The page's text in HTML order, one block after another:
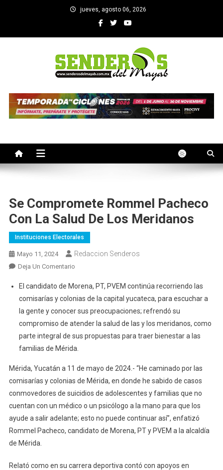
jueves, agosto 06, 2026
SENDEROS DEL MAYAB
Se Compromete Rommel Pacheco
Con La Salud De Los Meridanos
Instituciones Electorales
Mayo 11, 2024 Redaccion Senderos
Deja Un ComentarioEn
Compromete
Rommel
Pacheco
Con
La
Salud
Los
Meridanos
El candidato de Morena, PT, PVEM continúa recorriendo las
comisarías y colonias de la capital yucateca, para escuchar a
la gente y conocer sus preocupaciones; refrendó su
compromiso de atender la salud de las y los meridanos, como
parte integral de sus propuestas para traer bienestar a las
familias de Mérida.
Mérida, Yucatán a 11 de mayo de 2024.- “He caminado por las
comisarías y colonias de Mérida, en donde he sabido de casos
conmovedores de suicidios de adolescentes y familias que no
cuentan con un médico o un psicólogo a la mano para que los
ayude a salir adelante; esto no puede continuar así”, enfatizó
Rommel Pacheco, candidato de Morena, PT y PVEM a la alcaldía
de Mérida.
Relató como en su carrera deportiva contó con apoyos en